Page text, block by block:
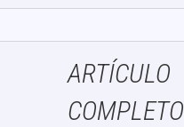
ARTÍCULO
COMPLETO